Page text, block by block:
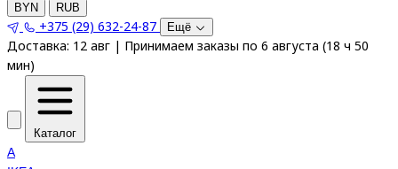
BYN RUB
+375 (29) 632-24-87 Ещё
Доставка: 12 авг | Принимаем заказы по 6 августа (18 ч 50
мин)
Каталог
A